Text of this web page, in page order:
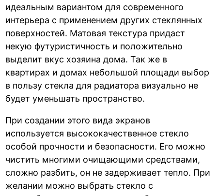
идеальным вариантом для современного
интерьера с применением других стеклянных
поверхностей. Матовая текстура придаст
некую футуристичность и положительно
выделит вкус хозяина дома. Так же в
квартирах и домах небольшой площади выбор
в пользу стекла для радиатора визуально не
будет уменьшать пространство.
При создании этого вида экранов
используется высококачественное стекло
особой прочности и безопасности. Его можно
чистить многими очищающими средствами,
сложно разбить, он не задерживает тепло. При
желании можно выбрать стекло с